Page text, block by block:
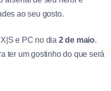
ao seu gosto.
e PC no dia 2 de maio.
ter um gostinho do que será